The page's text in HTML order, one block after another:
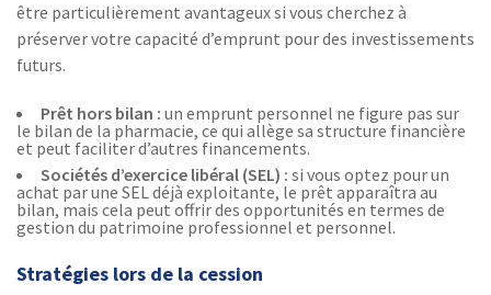
être particulièrement avantageux si vous cherchez à
préserver votre capacité d’emprunt pour des investissements
futurs.
Prêt hors bilan : un emprunt personnel ne figure pas sur
le bilan de la pharmacie, ce qui allège sa structure financière
et peut faciliter d’autres financements.
Sociétés d’exercice libéral (SEL) : si vous optez pour un
achat par une SEL déjà exploitante, le prêt apparaîtra au
bilan, mais cela peut offrir des opportunités en termes de
gestion du patrimoine professionnel et personnel.
Stratégies lors de la cession